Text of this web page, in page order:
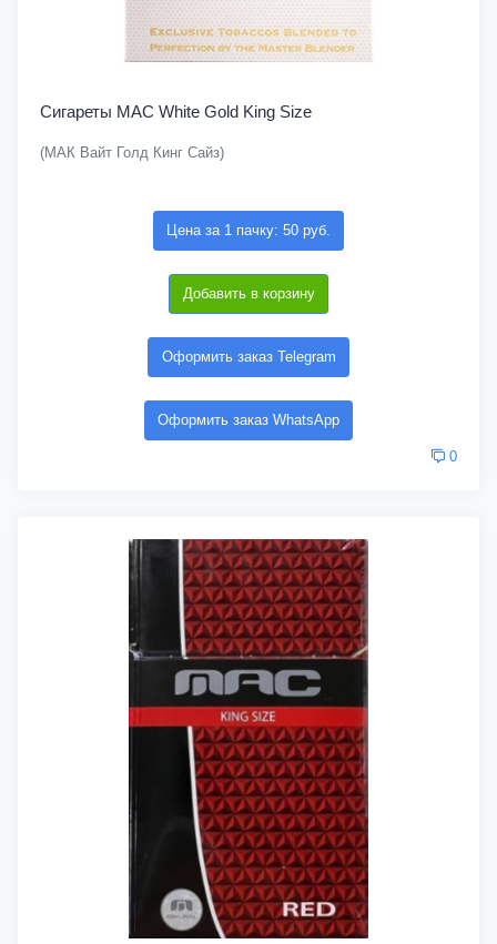
Сигареты MAC White Gold King Size
(МАК Вайт Голд Кинг Сайз)
Цена за 1 пачку: 50 руб.
Добавить в корзину
Оформить заказ Telegram
Оформить заказ WhatsApp
0